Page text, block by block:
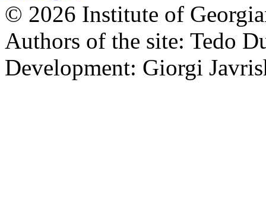
© 2026 Institute of
Authors of the site: Tedo
Development: Giorgi